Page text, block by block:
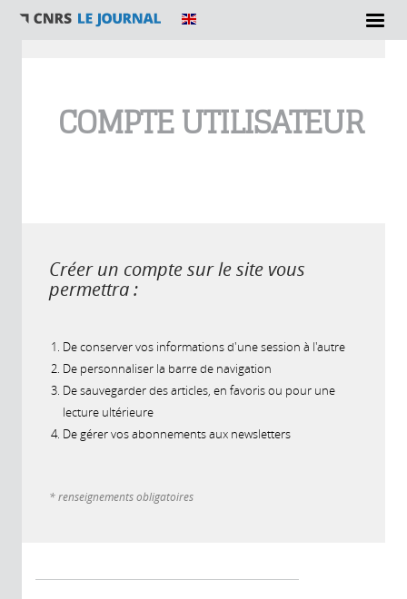
COMPTE UTILISATEUR
Créer un compte sur le site vous
permettra :
De conserver vos informations d'une session à l'autre
De personnaliser la barre de navigation
De sauvegarder des articles, en favoris ou pour une
lecture ultérieure
De gérer vos abonnements aux newsletters
* renseignements obligatoires